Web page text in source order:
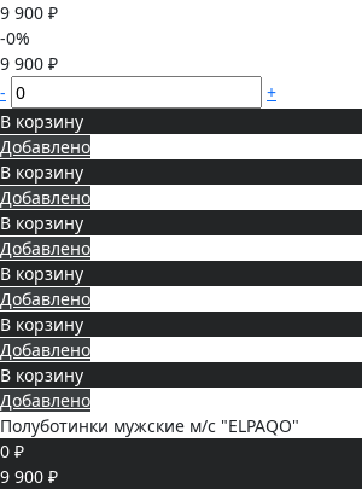
9 900 ₽
-0%
9 900 ₽
-
+
В корзину
Добавлено
В корзину
Добавлено
В корзину
Добавлено
В корзину
Добавлено
В корзину
Добавлено
В корзину
Добавлено
Полуботинки мужские м/с "ELPAQO"
0 ₽
9 900 ₽